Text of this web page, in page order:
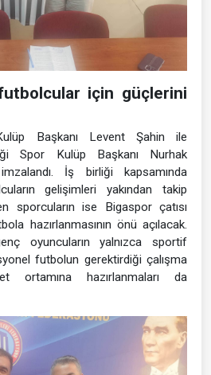
için güçlerini
Başkanı Levent Şahin ile
Spor Kulüp Başkanı Nurhak
İş birliği kapsamında
gelişimleri yakından takip
sporcuların ise Bigaspor çatısı
hazırlanmasının önü açılacak.
oyuncuların yalnızca sportif
futbolun gerektirdiği çalışma
ortamına hazırlanmaları da